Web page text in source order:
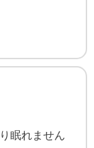
眠れません